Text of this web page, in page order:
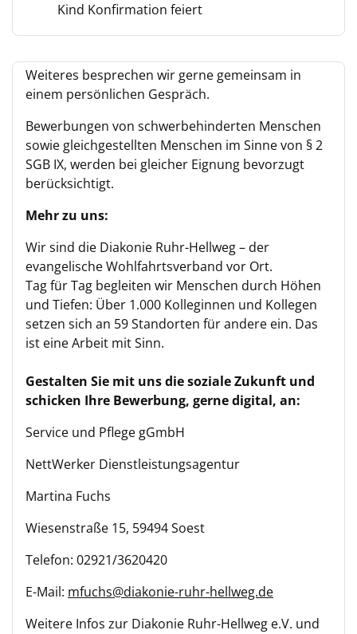
Kind Konfirmation feiert
Weiteres besprechen wir gerne gemeinsam in
einem persönlichen Gespräch.
Bewerbungen von schwerbehinderten Menschen
sowie gleichgestellten Menschen im Sinne von § 2
SGB IX, werden bei gleicher Eignung bevorzugt
berücksichtigt.
Mehr zu uns:
Wir sind die Diakonie Ruhr-Hellweg – der
evangelische Wohlfahrtsverband vor Ort.
Tag für Tag begleiten wir Menschen durch Höhen
und Tiefen: Über 1.000 Kolleginnen und Kollegen
setzen sich an 59 Standorten für andere ein. Das
ist eine Arbeit mit Sinn.
Gestalten Sie mit uns die soziale Zukunft und
schicken Ihre Bewerbung, gerne digital, an:
Service und Pflege gGmbH
NettWerker Dienstleistungsagentur
Martina Fuchs
Wiesenstraße 15, 59494 Soest
Telefon: 02921/3620420
E-Mail: mfuchs@diakonie-ruhr-hellweg.de
Weitere Infos zur Diakonie Ruhr-Hellweg e.V. und